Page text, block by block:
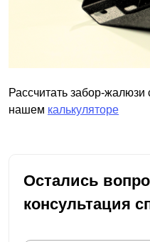
Рассчитать забор-
нашем калькуляторе
Остались
консультация